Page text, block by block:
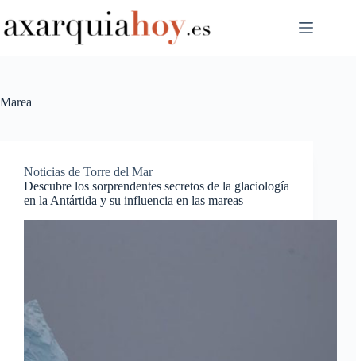
al
contenido
Marea
Noticias de Torre del Mar
Descubre los sorprendentes secretos de la glaciología
en la Antártida y su influencia en las mareas